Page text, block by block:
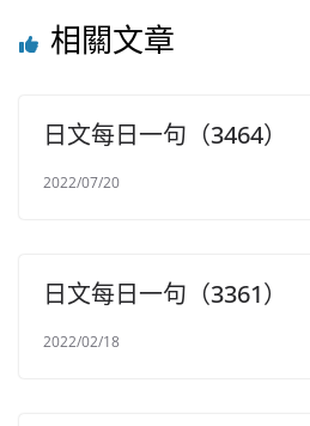
相關文章
日文每日一句（3464）
2022/07/20
日文每日一句（3361）
2022/02/18